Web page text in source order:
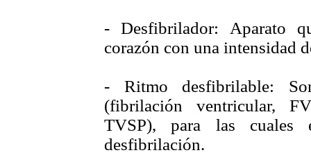
- Desfibrilador: Aparato
corazón con una intensidad
- Ritmo desfibrilable:
(fibrilación ventricular,
TVSP), para las cuales
desfibrilación.